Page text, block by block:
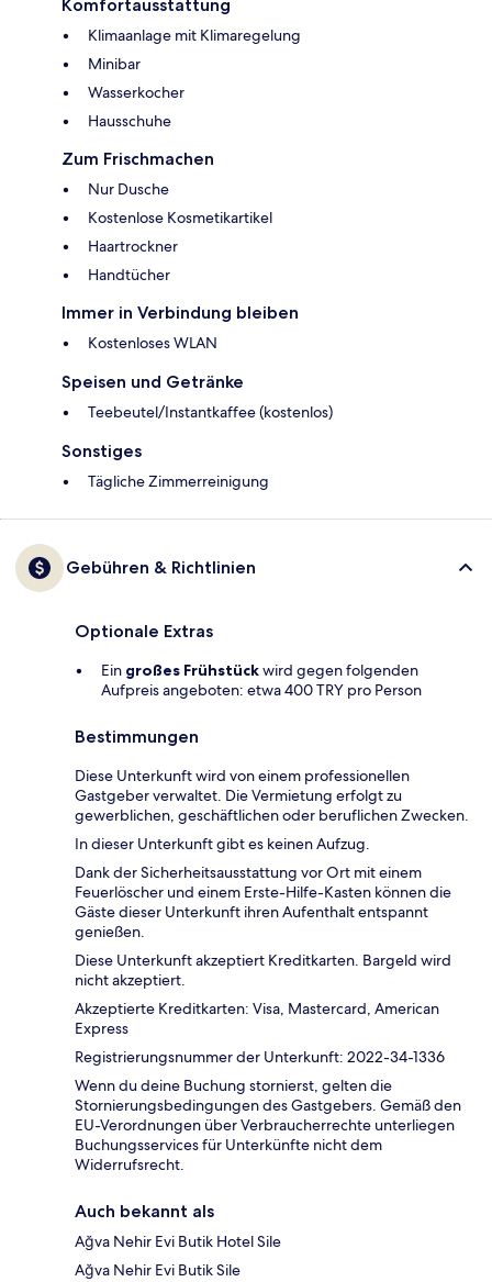
Komfortausstattung
Klimaanlage mit Klimaregelung
Minibar
Wasserkocher
Hausschuhe
Zum Frischmachen
Nur Dusche
Kostenlose Kosmetikartikel
Haartrockner
Handtücher
Immer in Verbindung bleiben
Kostenloses WLAN
Speisen und Getränke
Teebeutel/Instantkaffee (kostenlos)
Sonstiges
Tägliche Zimmerreinigung
Gebühren & Richtlinien
Optionale Extras
Ein großes Frühstückwird gegen folgenden
Aufpreis angeboten: etwa 400 TRY pro Person
Bestimmungen
Diese Unterkunft wird von einem professionellen
Gastgeber verwaltet. Die Vermietung erfolgt zu
gewerblichen, geschäftlichen oder beruflichen Zwecken.
In dieser Unterkunft gibt es keinen Aufzug.
Dank der Sicherheitsausstattung vor Ort mit einem
Feuerlöscher und einem Erste-Hilfe-Kasten können die
Gäste dieser Unterkunft ihren Aufenthalt entspannt
genießen.
Diese Unterkunft akzeptiert Kreditkarten. Bargeld wird
nicht akzeptiert.
Akzeptierte Kreditkarten: Visa, Mastercard, American
Express
Registrierungsnummer der Unterkunft: 2022-34-1336
Wenn du deine Buchung stornierst, gelten die
Stornierungsbedingungen des Gastgebers. Gemäß den
EU-Verordnungen über Verbraucherrechte unterliegen
Buchungsservices für Unterkünfte nicht dem
Widerrufsrecht.
Auch bekannt als
Ağva Nehir Evi Butik Hotel Sile
Ağva Nehir Evi Butik Sile